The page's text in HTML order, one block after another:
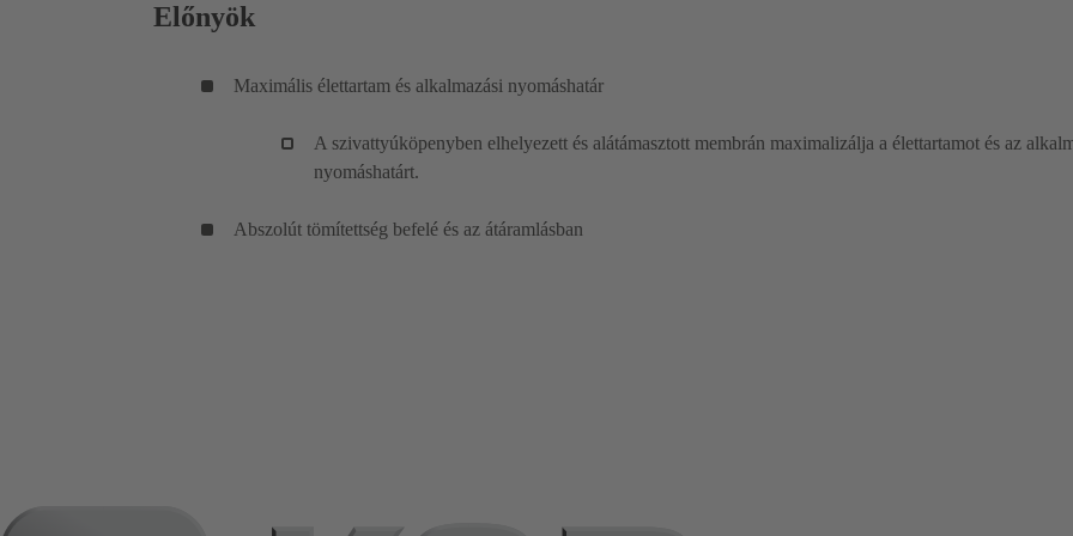
Előnyök
Maximális élettartam és alkalmazási nyomáshatár
A szivattyúköpenyben elhelyezett és alátámasztott membrán maximalizálja a élettartamot és az
nyomáshatárt.
Abszolút tömítettség befelé és az átáramlásban